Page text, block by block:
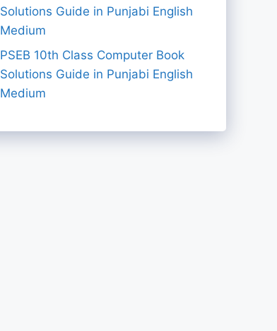
Solutions Guide in Punjabi English
Medium
PSEB 10th Class Computer Book
Solutions Guide in Punjabi English
Medium